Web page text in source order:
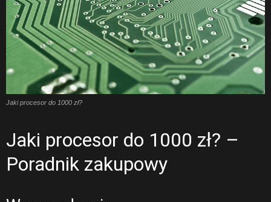
Jaki procesor do 1000 zł?
Jaki procesor do 1000 zł? –
Poradnik zakupowy